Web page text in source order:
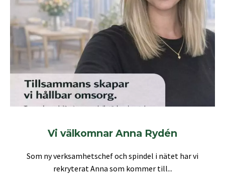
Vi välkomnar Anna Rydén
Som ny verksamhetschef och spindel i nätet har vi
rekryterat Anna som kommer till...